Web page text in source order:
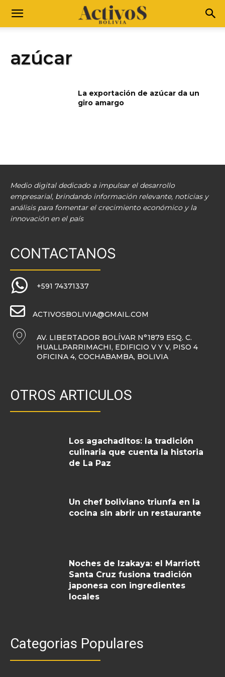
azúcar
La exportación de azúcar da un
giro amargo
Medio digital dedicado a impulsar el desarrollo
empresarial, brindando información relevante, noticias y
análisis para fomentar el crecimiento económico y la
innovación en el país
CONTACTANOS
+591 74371337
ACTIVOSBOLIVIA@GMAIL.COM
AV. LIBERTADOR BOLÍVAR N°1879 ESQ. C.
HUALLPARRIMACHI, EDIFICIO V Y V, PISO 4
OFICINA 4, COCHABAMBA, BOLIVIA
OTROS ARTICULOS
Los agachaditos: la tradición
culinaria que cuenta la historia
de La Paz
Un chef boliviano triunfa en la
cocina sin abrir un restaurante
Noches de Izakaya: el Marriott
Santa Cruz fusiona tradición
japonesa con ingredientes
locales
Categorias Populares